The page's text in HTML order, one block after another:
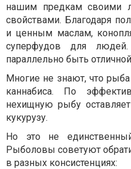
нашим предкам своими
свойствами. Благодаря
и ценным маслам,
суперфудов для
параллельно быть
Многие не знают, что
каннабиса. По
нехищную рыбу
кукурузу.
Но это не
Рыболовы советуют
в разных консистенциях: